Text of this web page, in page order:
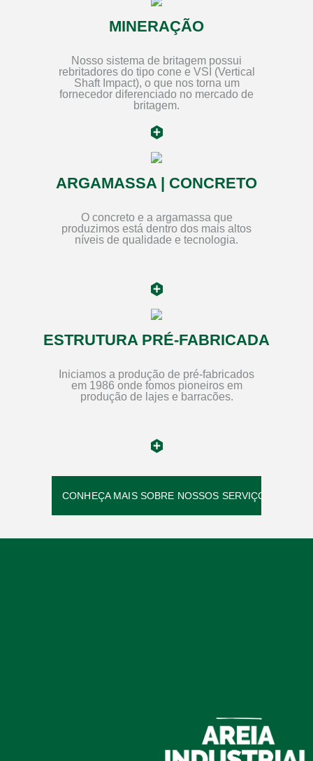
MINERAÇÃO
Nosso sistema de britagem possui
rebritadores do tipo cone e VSI (Vertical
Shaft Impact), o que nos torna um
fornecedor diferenciado no mercado de
britagem.
ARGAMASSA | CONCRETO
O concreto e a argamassa que
produzimos está dentro dos mais altos
níveis de qualidade e tecnologia.
ESTRUTURA PRÉ-FABRICADA
Iniciamos a produção de pré-fabricados
em 1986 onde fomos pioneiros em
produção de lajes e barracões.
CONHEÇA MAIS SOBRE NOSSOS SERVIÇOS